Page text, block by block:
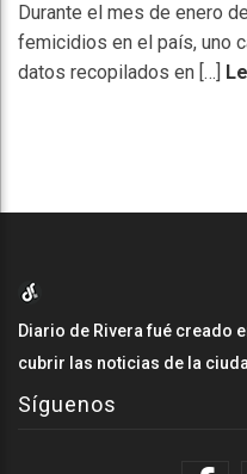
Durante el mes de enero
femicidios en el país, uno
datos recopilados en […]
Diario de Rivera fué creado
cubrir las noticias de la
Síguenos